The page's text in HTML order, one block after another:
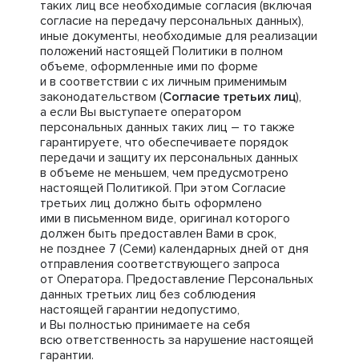
таких лиц все необходимые согласия (включая
согласие на передачу персональных данных),
иные документы, необходимые для реализации
положений настоящей Политики в полном
объеме, оформленные ими по форме
и в соответствии с их личным применимым
законодательством (Согласие третьих лиц),
а если Вы выступаете оператором
персональных данных таких лиц – то также
гарантируете, что обеспечиваете порядок
передачи и защиту их персональных данных
в объеме не меньшем, чем предусмотрено
настоящей Политикой. При этом Согласие
третьих лиц должно быть оформлено
ими в письменном виде, оригинал которого
должен быть предоставлен Вами в срок,
не позднее 7 (Семи) календарных дней от дня
отправления соответствующего запроса
от Оператора. Предоставление Персональных
данных третьих лиц без соблюдения
настоящей гарантии недопустимо,
и Вы полностью принимаете на себя
всю ответственность за нарушение настоящей
гарантии.